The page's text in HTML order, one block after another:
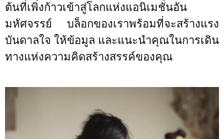
ต้นที่เพิ่งก้าวเข้าสู่โลกแห่งแอนิเมชั่นอัน
มหัศจรรย์ บล็อกของเราพร้อมที่จะสร้างแรง
บันดาลใจ ให้ข้อมูล และแนะนำคุณในการเดิน
ทางแห่งความคิดสร้างสรรค์ของคุณ